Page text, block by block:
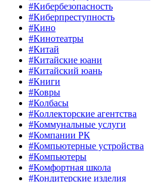
#Кибербезопасность
#Киберпреступность
#Кино
#Кинотеатры
#Китай
#Китайские юани
#Китайский юань
#Книги
#Ковры
#Колбасы
#Коллекторские агентства
#Коммунальные услуги
#Компании РК
#Компьютерные устройства
#Компьютеры
#Комфортная школа
#Кондитерские изделия